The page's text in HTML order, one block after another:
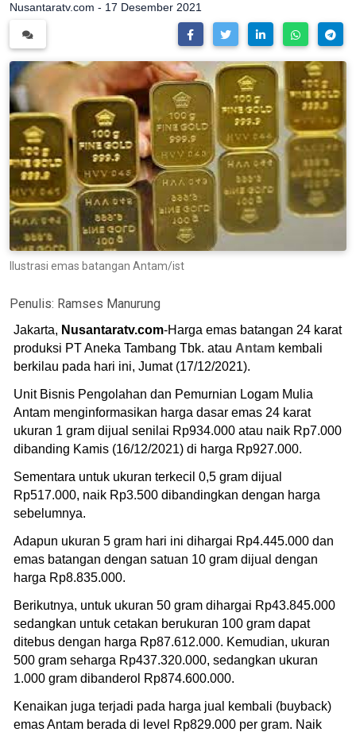
Nusantaratv.com - 17 Desember 2021
Ilustrasi emas batangan Antam/ist
Penulis: Ramses Manurung
Jakarta, Nusantaratv.com-Harga emas batangan 24 karat
produksi PT Aneka Tambang Tbk. atau Antam kembali
berkilau pada hari ini, Jumat (17/12/2021).
Unit Bisnis Pengolahan dan Pemurnian Logam Mulia
Antam menginformasikan harga dasar emas 24 karat
ukuran 1 gram dijual senilai Rp934.000 atau naik Rp7.000
dibanding Kamis (16/12/2021) di harga Rp927.000.
Sementara untuk ukuran terkecil 0,5 gram dijual
Rp517.000, naik Rp3.500 dibandingkan dengan harga
sebelumnya.
Adapun ukuran 5 gram hari ini dihargai Rp4.445.000 dan
emas batangan dengan satuan 10 gram dijual dengan
harga Rp8.835.000.
Berikutnya, untuk ukuran 50 gram dihargai Rp43.845.000
sedangkan untuk cetakan berukuran 100 gram dapat
ditebus dengan harga Rp87.612.000. Kemudian, ukuran
500 gram seharga Rp437.320.000, sedangkan ukuran
1.000 gram dibanderol Rp874.600.000.
Kenaikan juga terjadi pada harga jual kembali (buyback)
emas Antam berada di level Rp829.000 per gram. Naik